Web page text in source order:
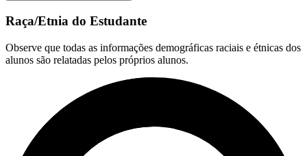
Raça/Etnia do Estudante
Observe que todas as informações demográficas raciais e étnicas dos
alunos são relatadas pelos próprios alunos.